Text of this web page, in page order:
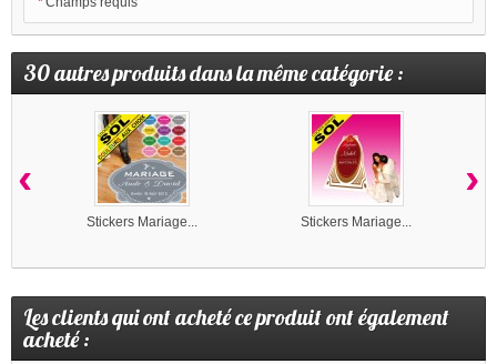
30 autres produits dans la même catégorie :
Stickers Mariage... Stickers Mariage...
‹ ›
Les clients qui ont acheté ce produit ont également
acheté :